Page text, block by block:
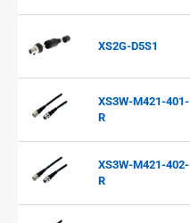
XS2G-D5S1
XS3W-M421-401-
R
XS3W-M421-402-
R